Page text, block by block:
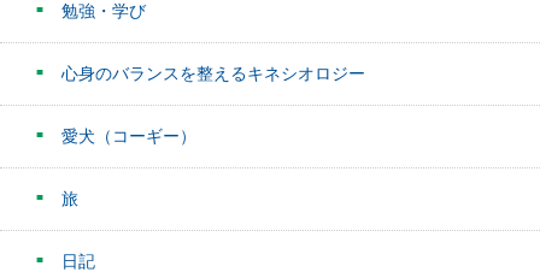
勉強・学び
心身のバランスを整えるキネシオロジー
愛犬（コーギー）
旅
日記